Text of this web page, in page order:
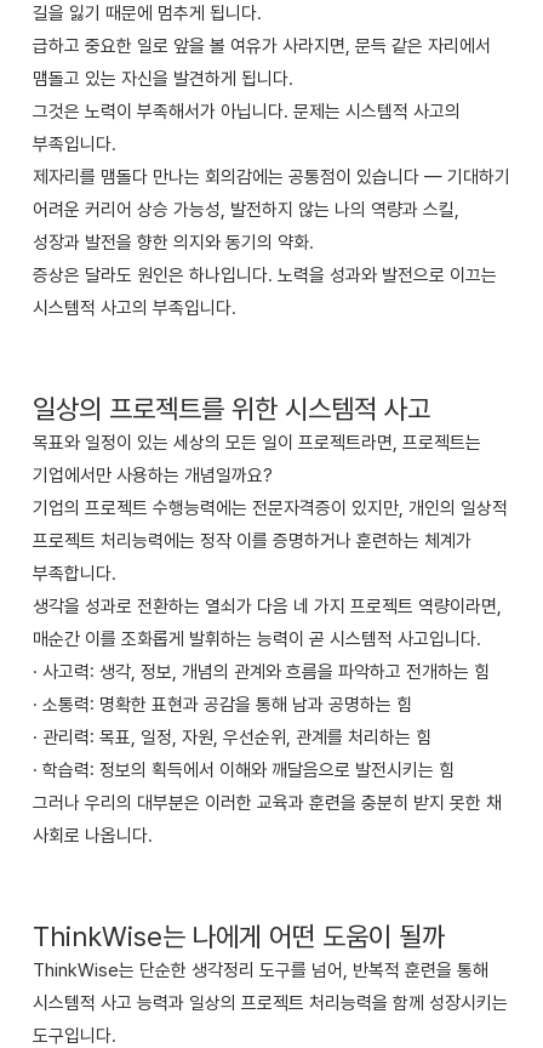
길을 잃기 때문에 멈추게 됩니다.
급하고 중요한 일로 앞을 볼 여유가 사라지면, 문득 같은 자리에서
맴돌고 있는 자신을 발견하게 됩니다.
그것은 노력이 부족해서가 아닙니다. 문제는 시스템적 사고의
부족입니다.
제자리를 맴돌다 만나는 회의감에는 공통점이 있습니다 — 기대하기
어려운 커리어 상승 가능성, 발전하지 않는 나의 역량과 스킬,
성장과 발전을 향한 의지와 동기의 약화.
증상은 달라도 원인은 하나입니다. 노력을 성과와 발전으로 이끄는
시스템적 사고의 부족입니다.
일상의 프로젝트를 위한 시스템적 사고
목표와 일정이 있는 세상의 모든 일이 프로젝트라면, 프로젝트는
기업에서만 사용하는 개념일까요?
기업의 프로젝트 수행능력에는 전문자격증이 있지만, 개인의 일상적
프로젝트 처리능력에는 정작 이를 증명하거나 훈련하는 체계가
부족합니다.
생각을 성과로 전환하는 열쇠가 다음 네 가지 프로젝트 역량이라면,
매순간 이를 조화롭게 발휘하는 능력이 곧 시스템적 사고입니다.
· 사고력: 생각, 정보, 개념의 관계와 흐름을 파악하고 전개하는 힘
· 소통력: 명확한 표현과 공감을 통해 남과 공명하는 힘
· 관리력: 목표, 일정, 자원, 우선순위, 관계를 처리하는 힘
· 학습력: 정보의 획득에서 이해와 깨달음으로 발전시키는 힘
그러나 우리의 대부분은 이러한 교육과 훈련을 충분히 받지 못한 채
사회로 나옵니다.
ThinkWise는 나에게 어떤 도움이 될까
ThinkWise는 단순한 생각정리 도구를 넘어, 반복적 훈련을 통해
시스템적 사고 능력과 일상의 프로젝트 처리능력을 함께 성장시키는
도구입니다.